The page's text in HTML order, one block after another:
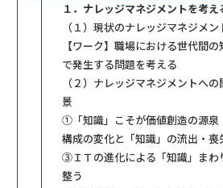
１．ナレッジマネジメントを考え
（１）現状のナレッジマネジメ
【ワーク】職場における世代間
で発生する問題を考える
（２）ナレッジマネジメントへ
景
①「知識」こそが価値創造の源
構成の変化と「知識」の流出・喪
③ＩＴの進化による「知識」まわ
整う